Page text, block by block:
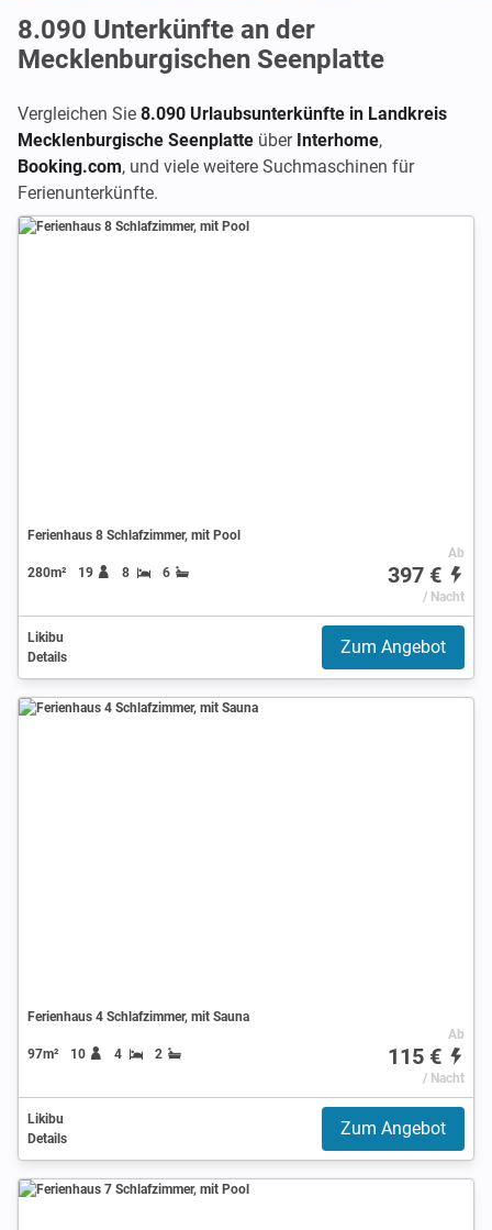
8.090 Unterkünfte an der
Mecklenburgischen Seenplatte
Vergleichen Sie 8.090 Urlaubsunterkünfte in Landkreis
Mecklenburgische Seenplatte über Interhome,
Booking.com, und viele weitere Suchmaschinen für
Ferienunterkünfte.
Ferienhaus 8 Schlafzimmer, mit Pool
280m² 19 8 6
Ab
397 €
/ Nacht
Likibu
Details
Zum Angebot
Ferienhaus 4 Schlafzimmer, mit Sauna
97m² 10 4 2
Ab
115 €
/ Nacht
Likibu
Details
Zum Angebot